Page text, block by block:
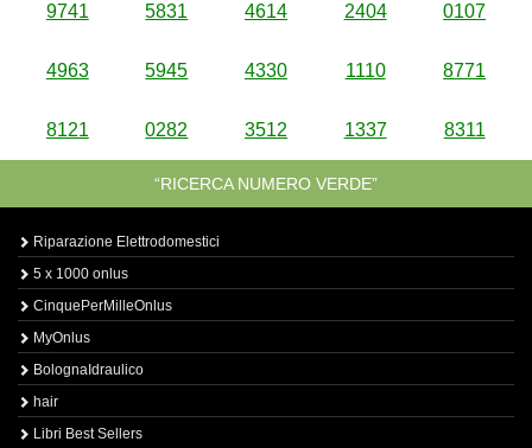
9741 5831 4614 2404 0107
4963 5945 4330 1110 8771
8121 0282 3512 1337 8311
“RICERCA NUMERO VERDE”
Riparazione Elettrodomestici
5 x 1000 onlus
CinquePerMilleOnlus
MyOnlus
BolognaIdraulico
hair
Libri Best Sellers